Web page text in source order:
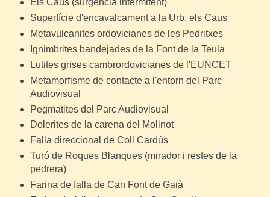
Superfície d'encavalcament a la Urb. els Caus
Metavulcanites ordovicianes de les Pedritxes
Ignimbrites bandejades de la Font de la Teula
Lutites grises cambrordovicianes de l'EUNCET
Metamorfisme de contacte a l'entorn del Parc
Audiovisual
Pegmatites del Parc Audiovisual
Dolerites de la carena del Molinot
Falla direccional de Coll Cardús
Turó de Roques Blanques (mirador i restes de la
pedrera)
Farina de falla de Can Font de Gaià